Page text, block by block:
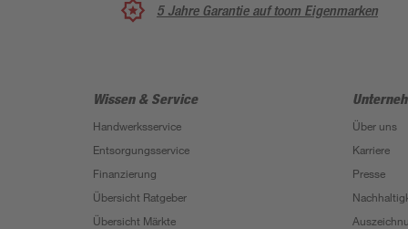
5 Jahre Garantie auf toom Eigenmarken
Wissen & Service
Handwerksservice
Entsorgungsservice
Finanzierung
Übersicht Ratgeber
Übersicht Märkte
Über uns
Karriere
Presse